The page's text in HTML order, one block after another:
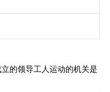
的领导工人运动的机关是